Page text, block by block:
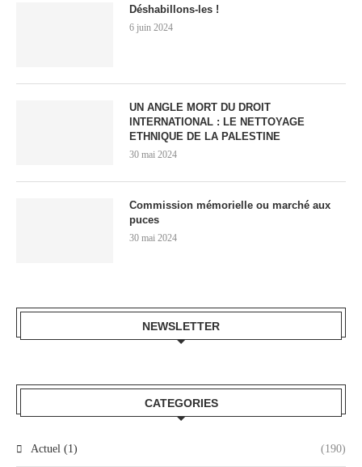
Déshabillons-les !
6 juin 2024
UN ANGLE MORT DU DROIT
INTERNATIONAL : LE NETTOYAGE
ETHNIQUE DE LA PALESTINE
30 mai 2024
Commission mémorielle ou marché aux
puces
30 mai 2024
NEWSLETTER
CATEGORIES
Actuel (1) (190)